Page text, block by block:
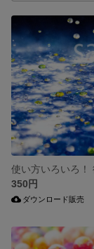
350円
ダウンロード販売